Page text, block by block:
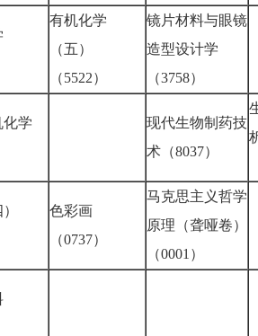
有机化学
（五）
（5522）
镜片材料与眼镜
造型设计学
（3758）
化学
现代生物制药技
术（8037）
色彩画
（0737）
马克思主义哲学
原理（聋哑卷）
（0001）